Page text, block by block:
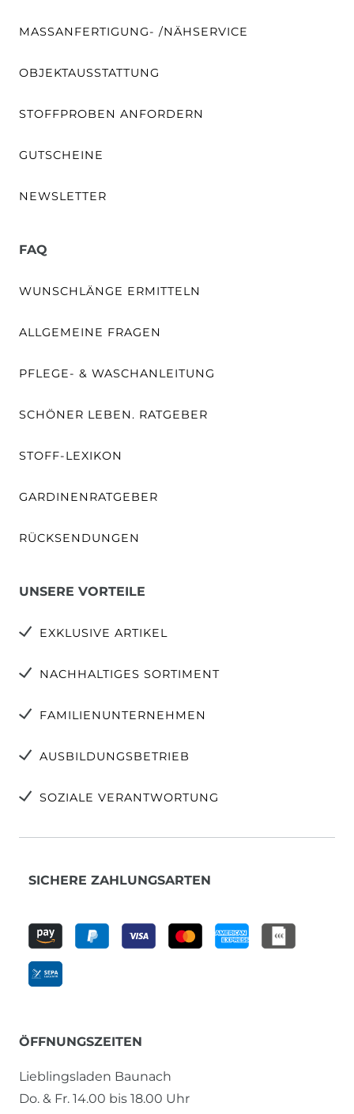
MASSANFERTIGUNG- /NÄHSERVICE
OBJEKTAUSSTATTUNG
STOFFPROBEN ANFORDERN
GUTSCHEINE
NEWSLETTER
FAQ
WUNSCHLÄNGE ERMITTELN
ALLGEMEINE FRAGEN
PFLEGE- & WASCHANLEITUNG
SCHÖNER LEBEN. RATGEBER
STOFF-LEXIKON
GARDINENRATGEBER
RÜCKSENDUNGEN
UNSERE VORTEILE
EXKLUSIVE ARTIKEL
NACHHALTIGES SORTIMENT
FAMILIENUNTERNEHMEN
AUSBILDUNGSBETRIEB
SOZIALE VERANTWORTUNG
SICHERE ZAHLUNGSARTEN
ÖFFNUNGSZEITEN
Lieblingsladen Baunach
Do. & Fr. 14.00 bis 18.00 Uhr